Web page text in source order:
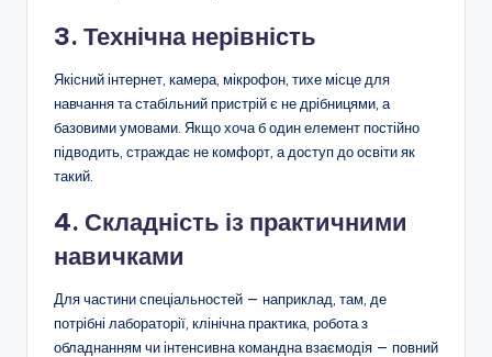
3. Технічна нерівність
Якісний інтернет, камера, мікрофон, тихе місце для
навчання та стабільний пристрій є не дрібницями, а
базовими умовами. Якщо хоча б один елемент постійно
підводить, страждає не комфорт, а доступ до освіти як
такий.
4. Складність із практичними
навичками
Для частини спеціальностей — наприклад, там, де
потрібні лабораторії, клінічна практика, робота з
обладнанням чи інтенсивна командна взаємодія — повний